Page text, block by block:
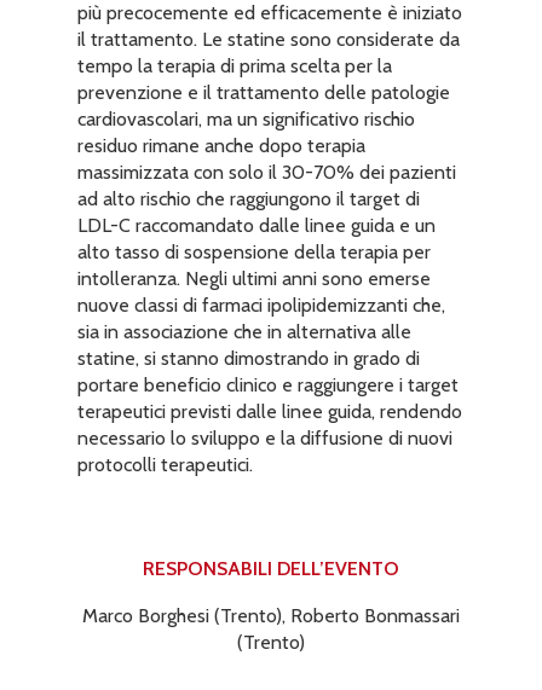
più precocemente ed efficacemente è iniziato
il trattamento. Le statine sono considerate da
tempo la terapia di prima scelta per la
prevenzione e il trattamento delle patologie
cardiovascolari, ma un significativo rischio
residuo rimane anche dopo terapia
massimizzata con solo il 30-70% dei pazienti
ad alto rischio che raggiungono il target di
LDL-C raccomandato dalle linee guida e un
alto tasso di sospensione della terapia per
intolleranza. Negli ultimi anni sono emerse
nuove classi di farmaci ipolipidemizzanti che,
sia in associazione che in alternativa alle
statine, si stanno dimostrando in grado di
portare beneficio clinico e raggiungere i target
terapeutici previsti dalle linee guida, rendendo
necessario lo sviluppo e la diffusione di nuovi
protocolli terapeutici.
RESPONSABILI DELL’EVENTO​
Marco Borghesi (Trento), Roberto Bonmassari
(Trento)